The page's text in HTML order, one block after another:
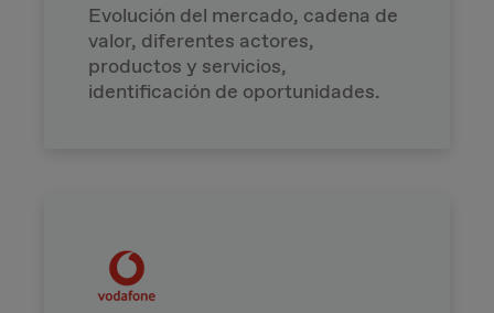
Evolución del mercado, cadena de
valor, diferentes actores,
productos y servicios,
identificación de oportunidades.